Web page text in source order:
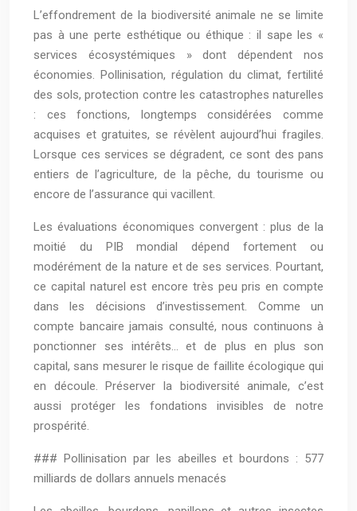
L’effondrement de la biodiversité animale ne se limite
pas à une perte esthétique ou éthique : il sape les «
services écosystémiques » dont dépendent nos
économies. Pollinisation, régulation du climat, fertilité
des sols, protection contre les catastrophes naturelles
: ces fonctions, longtemps considérées comme
acquises et gratuites, se révèlent aujourd’hui fragiles.
Lorsque ces services se dégradent, ce sont des pans
entiers de l’agriculture, de la pêche, du tourisme ou
encore de l’assurance qui vacillent.
Les évaluations économiques convergent : plus de la
moitié du PIB mondial dépend fortement ou
modérément de la nature et de ses services. Pourtant,
ce capital naturel est encore très peu pris en compte
dans les décisions d’investissement. Comme un
compte bancaire jamais consulté, nous continuons à
ponctionner ses intérêts… et de plus en plus son
capital, sans mesurer le risque de faillite écologique qui
en découle. Préserver la biodiversité animale, c’est
aussi protéger les fondations invisibles de notre
prospérité.
### Pollinisation par les abeilles et bourdons : 577
milliards de dollars annuels menacés